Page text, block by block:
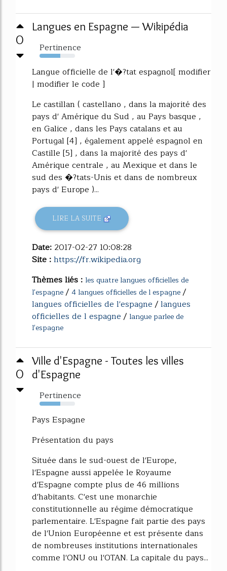
0
Langues en Espagne — Wikipédia
Pertinence
59%
Langue officielle de l'�?tat espagnol[ modifier
| modifier le code ]
Le castillan ( castellano , dans la majorité des
pays d' Amérique du Sud , au Pays basque ,
en Galice , dans les Pays catalans et au
Portugal [4] , également appelé espagnol en
Castille [5] , dans la majorité des pays d'
Amérique centrale , au Mexique et dans le
sud des �?tats-Unis et dans de nombreux
pays d' Europe )...
LIRE LA SUITE
Date: 2017-02-27 10:08:28
Site :https://fr.wikipedia.org
Thèmes liés : les quatre langues officielles de
l'espagne/ 4 langues officielles de l espagne/
langues officielles de l'espagne/langues
officielles de l espagne/ langue parlee de
l'espagne
0
Ville d'Espagne - Toutes les villes
d'Espagne
Pertinence
58%
Pays Espagne
Présentation du pays
Située dans le sud-ouest de l'Europe,
l'Espagne aussi appelée le Royaume
d'Espagne compte plus de 46 millions
d'habitants. C'est une monarchie
constitutionnelle au régime démocratique
parlementaire. L'Espagne fait partie des pays
de l'Union Européenne et est présente dans
de nombreuses institutions internationales
comme l'ONU ou l'OTAN. La capitale du pays...